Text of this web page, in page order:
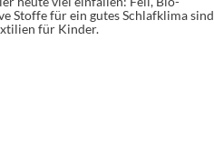
Stoffe für ein gutes Schlafklima sind
für Kinder.